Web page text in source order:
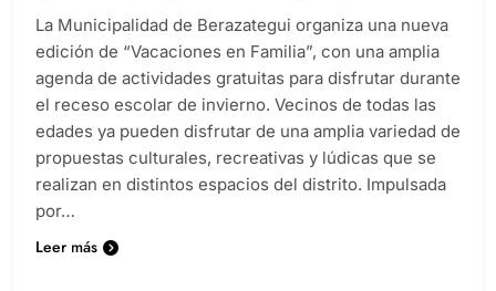
La Municipalidad de Berazategui organiza una nueva
edición de “Vacaciones en Familia”, con una amplia
agenda de actividades gratuitas para disfrutar durante
el receso escolar de invierno. Vecinos de todas las
edades ya pueden disfrutar de una amplia variedad de
propuestas culturales, recreativas y lúdicas que se
realizan en distintos espacios del distrito. Impulsada
por…
Leer más